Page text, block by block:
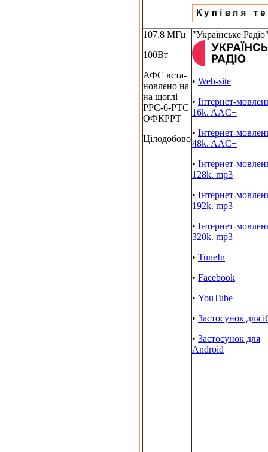
107.8 МГц
100Вт
АФС вста-
новлено на
на щоглі
РРС-6-РТС
ОФКРРТ
Цілодобово
"Українське
• Web-site
• Інтернет-
16k. AAC+
• Інтернет-
48k. AAC+
• Інтернет-
128k. mp3
• Інтернет-
192k. mp3
• Інтернет-
320k. mp3
• TuneIn
• Facebook
• YouTube
• Застосунок для
• Застосунок для
Android